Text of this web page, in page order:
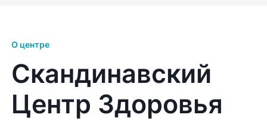
О центре
Скандинавский
Центр Здоровья